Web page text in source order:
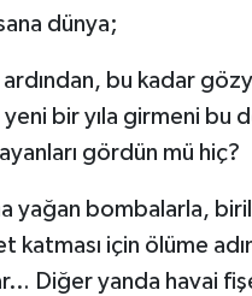
dünya;
ardından, bu kadar
yeni bir yıla girmeni bu
gördün mü hiç?
yağan bombalarla,
katması için ölüme
Diğer yanda havai